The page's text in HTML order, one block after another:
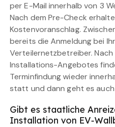
per E-Mail innerhalb von 3
Nach dem Pre-Check
Kostenvoranschlag.
bereits die Anmeldung bei
Verteilernetzbetreiber. Nach
Installations-Angebotes
Terminfindung wieder
statt und dann geht es
Gibt es staatliche
Installation von EV-